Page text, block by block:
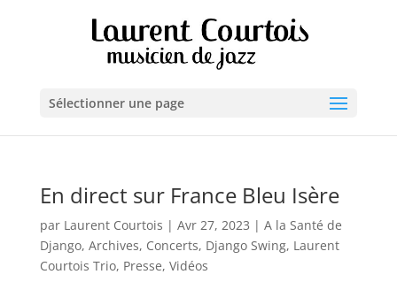
Sélectionner une page
En direct sur France Bleu Isère
par Laurent Courtois | Avr 27, 2023 | A la Santé de
Django, Archives, Concerts, Django Swing, Laurent
Courtois Trio, Presse, Vidéos